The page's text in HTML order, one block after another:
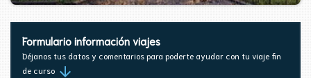
Formulario información viajes
Déjanos tus datos y comentarios para poderte ayudar con tu viaje fin
de curso arrow_downward